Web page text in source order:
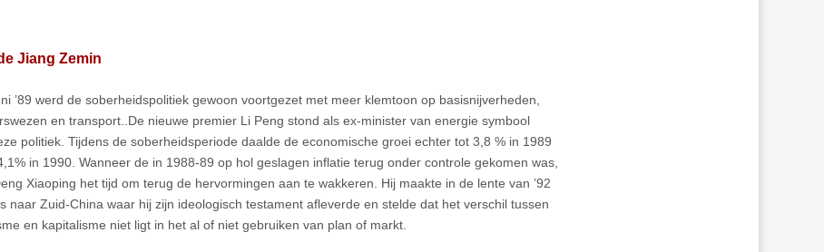
Jiang Zemin
’89 werd de soberheidspolitiek gewoon voortgezet met meer klemtoon op basisnijverheden,
en transport..De nieuwe premier Li Peng stond als ex-minister van energie symbool
politiek. Tijdens de soberheidsperiode daalde de economische groei echter tot 3,8 % in 1989
in 1990. Wanneer de in 1988-89 op hol geslagen inflatie terug onder controle gekomen was,
Xiaoping het tijd om terug de hervormingen aan te wakkeren. Hij maakte in de lente van ’92
naar Zuid-China waar hij zijn ideologisch testament afleverde en stelde dat het verschil tussen
en kapitalisme niet ligt in het al of niet gebruiken van plan of markt.